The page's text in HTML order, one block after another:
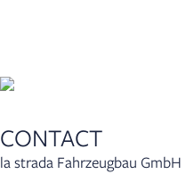
CONTACT
la strada Fahrzeugbau GmbH